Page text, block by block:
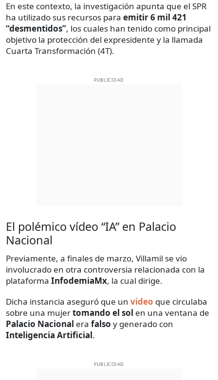
En este contexto, la investigación apunta que el SPR
ha utilizado sus recursos para emitir 6 mil 421
“desmentidos”, los cuales han tenido como principal
objetivo la protección del expresidente y la llamada
Cuarta Transformación (4T).
PUBLICIDAD
El polémico vídeo “IA” en Palacio
Nacional
Previamente, a finales de marzo, Villamil se vio
involucrado en otra controversia relacionada con la
plataforma InfodemiaMx, la cual dirige.
Dicha instancia aseguró que un video que circulaba
sobre una mujertomando el sol en una ventana de
Palacio Nacional era falso y generado con
Inteligencia Artificial.
PUBLICIDAD